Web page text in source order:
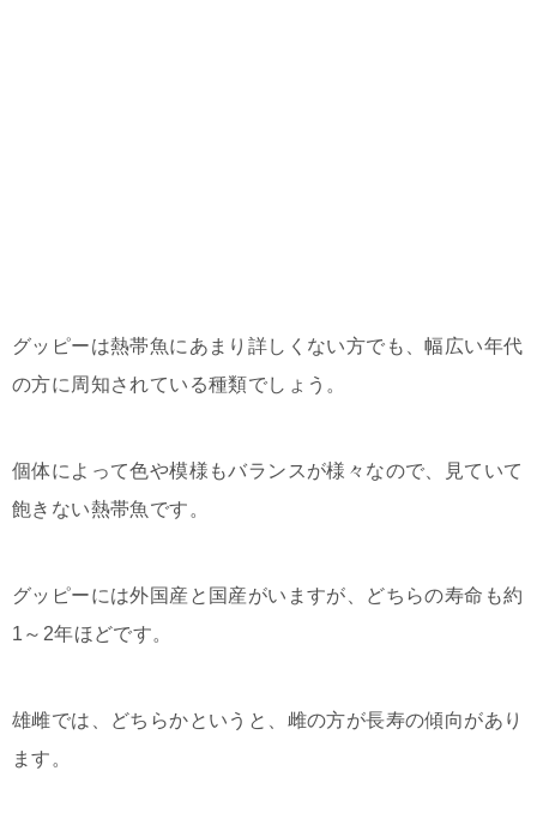
グッピーは熱帯魚にあまり詳しくない方でも、幅広い年代
の方に周知されている種類でしょう。
個体によって色や模様もバランスが様々なので、見ていて
飽きない熱帯魚です。
グッピーには外国産と国産がいますが、どちらの寿命も約
1～2年ほどです。
雄雌では、どちらかというと、雌の方が長寿の傾向があり
ます。